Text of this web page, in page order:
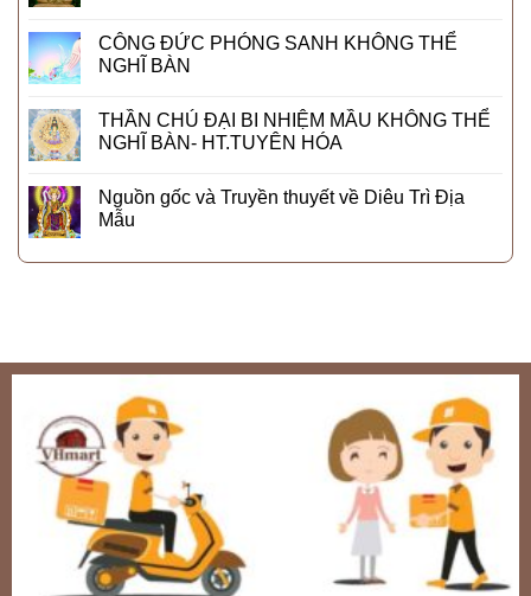
CÔNG ĐỨC PHÓNG SANH KHÔNG THỂ
NGHĨ BÀN
THẦN CHÚ ĐẠI BI NHIỆM MẦU KHÔNG THỂ
NGHĨ BÀN- HT.TUYÊN HÓA
Nguồn gốc và Truyền thuyết về Diêu Trì Địa
Mẫu